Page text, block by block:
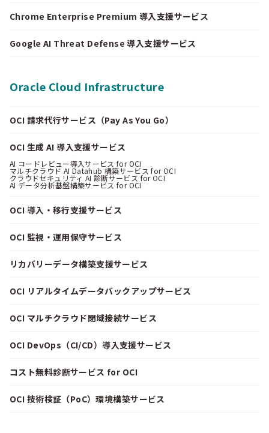
Chrome Enterprise Premium 導入支援サービス
Google AI Threat Defense 導入支援サービス
Oracle Cloud Infrastructure
OCI 請求代行サービス（Pay As You Go）
OCI 生成 AI 導入支援サービス
AI コードレビュー導入サービス for OCI
マルチクラウド AI Datahub 構築サービス for OCI
クラウドセキュリティ AI 診断サービス for OCI
AI データ分析基盤構築サービス for OCI
OCI 導入・移行支援サービス
OCI 監視・運用保守サービス
リカバリーデータ構築支援サービス
OCI リアルタイムデータバックアップサービス
OCI マルチクラウド閉域接続サービス
OCI DevOps（CI/CD）導入支援サービス
コスト無料診断サービス for OCI
OCI 技術検証（PoC）環境構築サービス